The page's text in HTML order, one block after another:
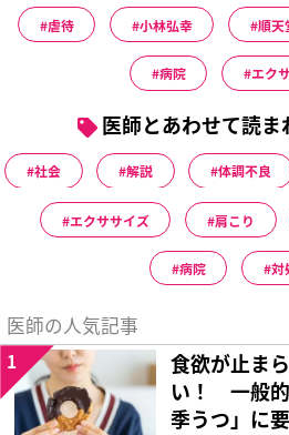
虐待 小林弘幸 順天
病院 エク
医師とあわせて読ま
社会 解説 体調不良
エクササイズ 肩こり
病院 対
医師の人気記事
食欲が止ま
い！ 一般
季うつ」に
1